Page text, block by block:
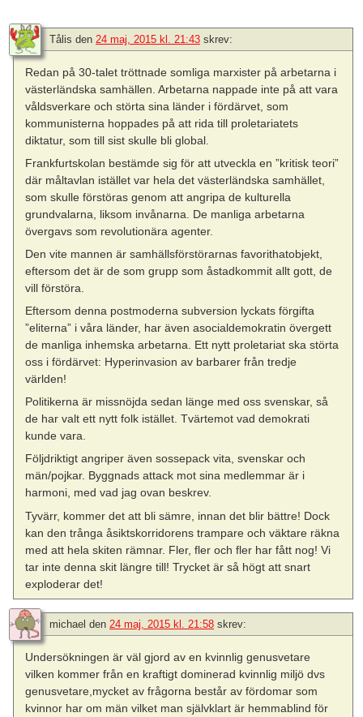
Tålis den 24 maj, 2015 kl. 21:43 skrev:
Redan på 30-talet tröttnade somliga marxister på arbetarna i
västerländska samhällen. Arbetarna nappade inte på att vara
våldsverkare och störta sina länder i fördärvet, som
kommunisterna hoppades på att rida till proletariatets
diktatur, som till sist skulle bli global.
Frankfurtskolan bestämde sig för att utveckla en ”kritisk teori”
där måltavlan istället var hela det västerländska samhället,
som skulle förstöras genom att angripa de kulturella
grundvalarna, liksom invånarna. De manliga arbetarna
övergavs som revolutionära agenter.
Den vite mannen är samhällsförstörarnas favorithatobjekt,
eftersom det är de som grupp som åstadkommit allt gott, de
vill förstöra.
Eftersom denna postmoderna subversion lyckats förgifta
”eliterna” i våra länder, har även asocialdemokratin övergett
de manliga inhemska arbetarna. Ett nytt proletariat ska störta
oss i fördärvet: Hyperinvasion av barbarer från tredje
världen!
Politikerna är missnöjda sedan länge med oss svenskar, så
de har valt ett nytt folk istället. Tvärtemot vad demokrati
kunde vara.
Följdriktigt angriper även sossepack vita, svenskar och
män/pojkar. Byggnads attack mot sina medlemmar är i
harmoni, med vad jag ovan beskrev.
Tyvärr, kommer det att bli sämre, innan det blir bättre! Dock
kan den trånga åsiktskorridorens trampare och väktare räkna
med att hela skiten rämnar. Fler, fler och fler har fått nog! Vi
tar inte denna skit längre till! Trycket är så högt att snart
exploderar det!
michael den 24 maj, 2015 kl. 21:58 skrev:
Undersökningen är väl gjord av en kvinnlig genusvetare
vilken kommer från en kraftigt dominerad kvinnlig miljö dvs
genusvetare,mycket av frågorna består av fördomar som
kvinnor har om män vilket man självklart är hemmablind för